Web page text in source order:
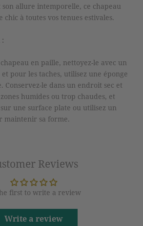
son allure intemporelle, ce chapeau
à toutes vos tenues estivales.
en paille, nettoyez-le avec un
pour les taches, utilisez une éponge
Conservez-le dans un endroit sec et
humides ou trop chaudes, et
une surface plate ou utilisez un
maintenir sa forme.
Reviews
first to write a review
Write a review